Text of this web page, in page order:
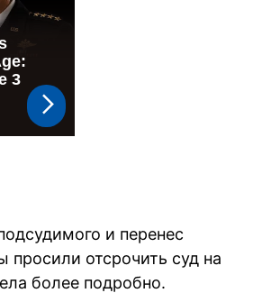
и перенес
просили отсрочить суд на
более подробно.